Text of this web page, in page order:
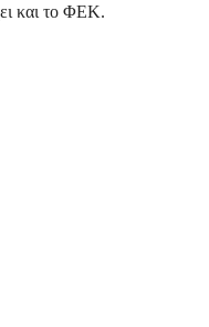
και το ΦΕΚ.